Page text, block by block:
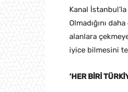
Kanal
Olmadığını
alanlara
iyice bilmesini
‘HER BİRİ